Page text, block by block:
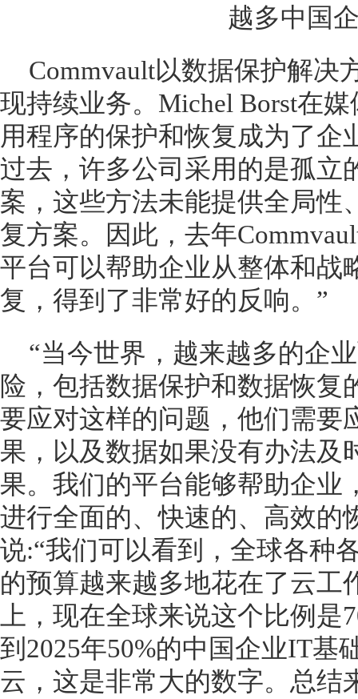
Commvault以数据保护解决
现持续业务。Michel Borst在
用程序的保护和恢复成为了企
过去，许多公司采用的是孤立
案，这些方法未能提供全局性
复方案。因此，去年
平台可以帮助企业从整体和战
复，得到了非常好的反响。”
“当今世界，越来越多的企
险，包括数据保护和数据恢复
要应对这样的问题，他们需要
果，以及数据如果没有办法及
果。我们的平台能够帮助企业
进行全面的、快速的、高效的
说:“我们可以看到，全球各种
的预算越来越多地花在了云工
上，现在全球来说这个比例
到2025年50%的中国企业IT基
云，这是非常大的数字。总结